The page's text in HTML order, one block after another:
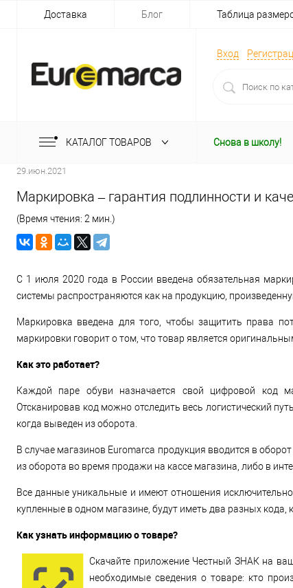
Доставка Блог Таблица
Вход
КАТАЛОГ ТОВАРОВ Снова в школу!
29.июн.2021
Маркировка – гарантия подлинности и
(Время чтения: 2 мин.)
С 1 июля 2020 года в России введена обязательная
системы распространяются как на продукцию,
Маркировка введена для того, чтобы защитить права
маркировки говорит о том, что товар является
Как это работает?
Каждой паре обуви назначается свой цифровой код
Отсканировав код можно отследить весь логистический
когда выведен из оборота.
В случае магазинов Euromarca продукция вводится в
из оборота во время продажи на кассе магазина, либо в
Все данные уникальные и имеют отношения
купленные в одном магазине, будут иметь два разных
Как узнать информацию о товаре?
Скачайте приложение Честный ЗНАК на
необходимые сведения о товаре: кто